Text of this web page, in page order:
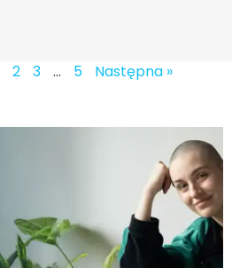
2 3 … 5 Następna »